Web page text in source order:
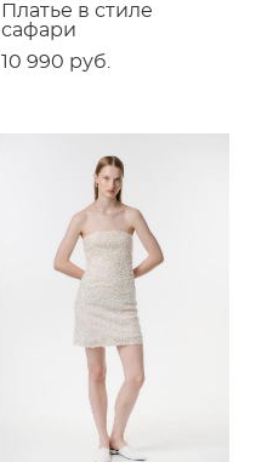
Платье в стиле
сафари
10 990 pуб.